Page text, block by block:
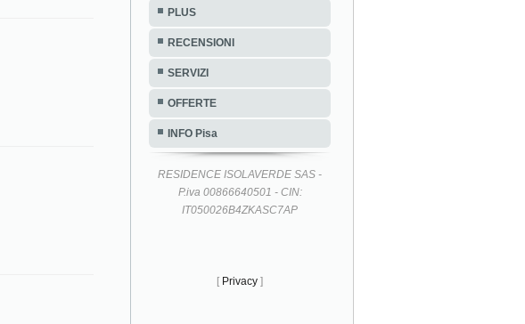
PLUS
RECENSIONI
SERVIZI
OFFERTE
INFO Pisa
RESIDENCE ISOLAVERDE SAS -
P.iva 00866640501 - CIN:
IT050026B4ZKASC7AP
[ Privacy ]